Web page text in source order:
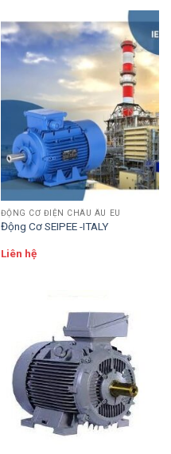
ĐỘNG CƠ ĐIỆN CHÂU ÂU EU
Động Cơ SEIPEE -ITALY
Liên hệ